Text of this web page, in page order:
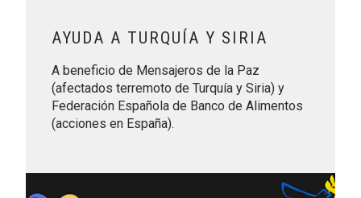
AYUDA A TURQUÍA Y SIRIA
A beneficio de Mensajeros de la Paz
(afectados terremoto de Turquía y Siria) y
Federación Española de Banco de Alimentos
(acciones en España).